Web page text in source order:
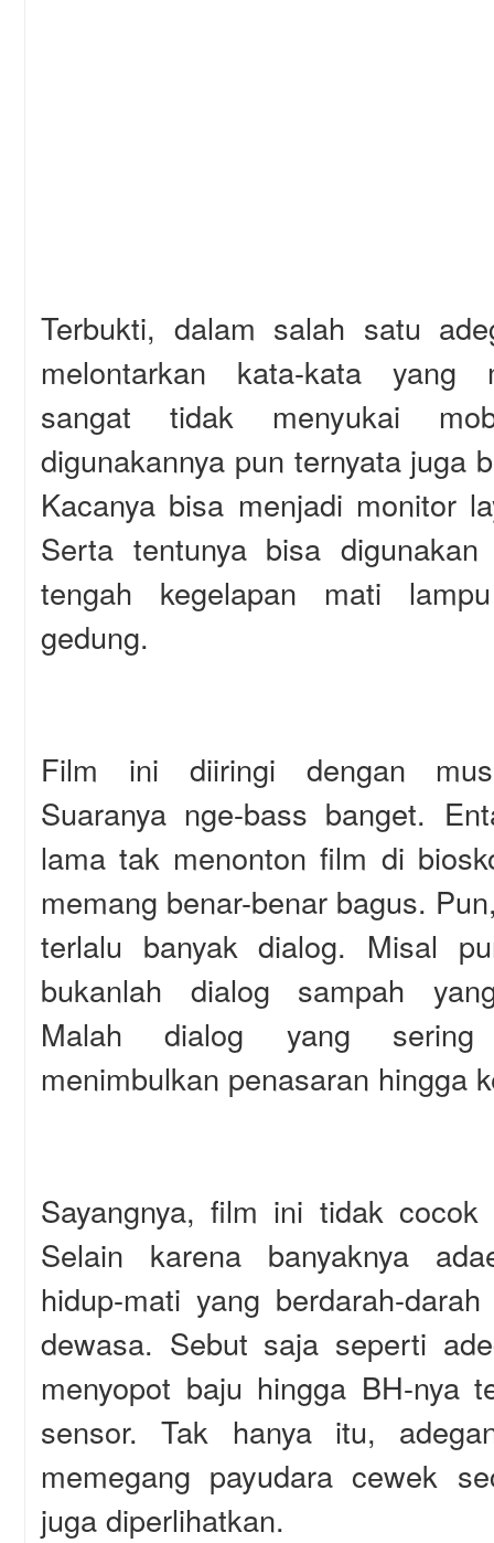
Terbukti, dalam salah satu
melontarkan kata-kata yang
sangat tidak menyukai
digunakannya pun ternyata juga
Kacanya bisa menjadi monitor
Serta tentunya bisa
tengah kegelapan mati
gedung.
Film ini diiringi dengan
Suaranya nge-bass banget.
lama tak menonton film di
memang benar-benar bagus.
terlalu banyak dialog. Misal
bukanlah dialog sampah
Malah dialog yang
menimbulkan penasaran hingga
Sayangnya, film ini tidak cocok
Selain karena banyaknya
hidup-mati yang berdarah-
dewasa. Sebut saja seperti
menyopot baju hingga BH-nya
sensor. Tak hanya itu,
memegang payudara cewek
juga diperlihatkan.